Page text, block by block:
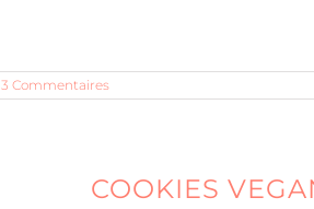
3 Commentaires
COOKIES